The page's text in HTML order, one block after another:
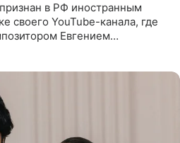
в РФ иностранным
своего YouTube-канала, где
Евгением